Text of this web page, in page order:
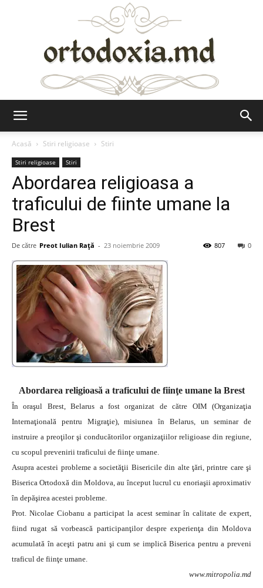
Acasă
Stiri religioase Stiri
Stiri religioase Stiri
Abordarea religioasa a
traficului de fiinte umane la
Brest
De către Preot Iulian Raţă - 23 noiembrie 2009 0
807
Abordarea religioasă a traficului de fiinţe umane la Brest
În oraşul Brest, Belarus a fost organizat de către OIM (Organizaţia
Internaţională pentru Migraţie), misiunea în Belarus, un seminar de
instruire a preoţilor şi conducătorilor organizaţiilor religioase din regiune,
cu scopul prevenirii traficului de fiinţe umane.
Asupra acestei probleme a societăţii Bisericile din alte ţări, printre care şi
Biserica Ortodoxă din Moldova, au început lucrul cu enoriaşii aproximativ
în depăşirea acestei probleme.
Prot. Nicolae Ciobanu a participat la acest seminar în calitate de expert,
fiind rugat să vorbească participanţilor despre experienţa din Moldova
acumulată în aceşti patru ani şi cum se implică Biserica pentru a preveni
traficul de fiinţe umane.
www.mitropolia.md